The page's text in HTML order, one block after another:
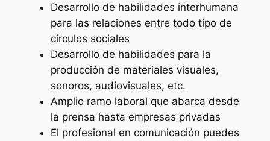
Desarrollo de habilidades interhumana
para las relaciones entre todo tipo de
círculos sociales
Desarrollo de habilidades para la
producción de materiales visuales,
sonoros, audiovisuales, etc.
Amplio ramo laboral que abarca desde
la prensa hasta empresas privadas
El profesional en comunicación puedes